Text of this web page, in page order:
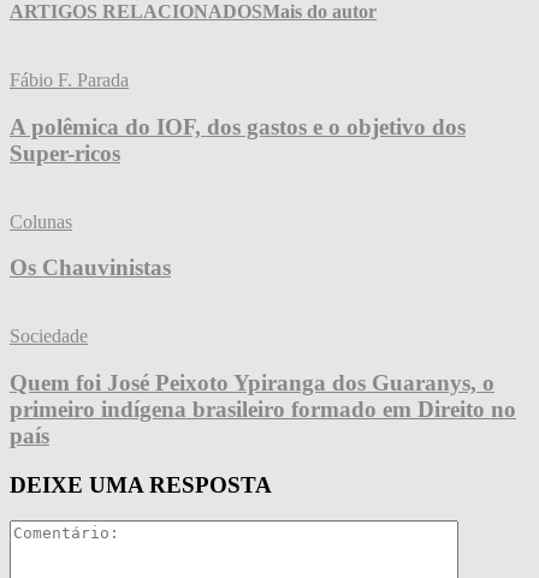
ARTIGOS RELACIONADOSMais do autor
Fábio F. Parada
A polêmica do IOF, dos gastos e o objetivo dos
Super-ricos
Colunas
Os Chauvinistas
Sociedade
Quem foi José Peixoto Ypiranga dos Guaranys, o
primeiro indígena brasileiro formado em Direito no
país
DEIXE UMA RESPOSTA